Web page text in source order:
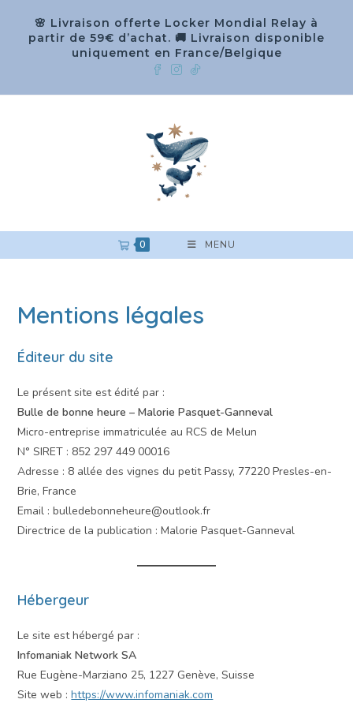
🌸 Livraison offerte Locker Mondial Relay à
partir de 59€ d’achat. 🚚 Livraison disponible
uniquement en France/Belgique
0 MENU
Mentions légales
Éditeur du site
Le présent site est édité par :
Bulle de bonne heure – Malorie Pasquet-Ganneval
Micro-entreprise immatriculée au RCS de Melun
N° SIRET : 852 297 449 00016
Adresse : 8 allée des vignes du petit Passy, 77220 Presles-en-
Brie, France
Email : bulledebonneheure@outlook.fr
Directrice de la publication : Malorie Pasquet-Ganneval
Hébergeur
Le site est hébergé par :
Infomaniak Network SA
Rue Eugène-Marziano 25, 1227 Genève, Suisse
Site web :https://www.infomaniak.com